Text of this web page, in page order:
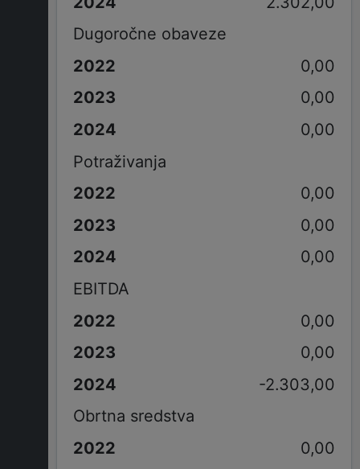
Dugoročne obaveze
0,00
0,00
0,00
Potraživanja
0,00
0,00
0,00
EBITDA
0,00
0,00
-2.303,00
Obrtna sredstva
0,00